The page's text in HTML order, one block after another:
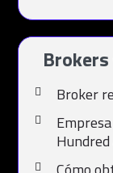
Broker